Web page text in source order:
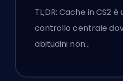
Suggerimenti
TL;DR: Cache in CS2
controllo centrale
abitudini non…